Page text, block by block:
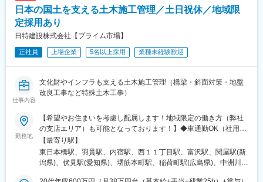
駅、甲府駅、大分駅、高崎駅、佐賀駅、鳥栖駅、原水駅、酒殿
駅、広島駅、住道駅、大阪梅田駅(阪神線)、なんば駅(地下鉄)、淀
屋橋駅、心斎橋駅、バルーンさが駅、基山駅、唐津駅、神埼駅、
新鳥栖駅、天神駅、小倉駅(福岡県)、中洲川端駅、姪浜駅、福岡空
港駅(鉄道)、品川駅、桜木町駅、江戸川橋駅、明治神宮前駅、北参
道駅、東成田駅、西小山駅、末広町駅(東京都)、阿倍野駅(阪堺
線)、千葉公園駅、宮前平駅、日本大通り駅、東白楽駅、中央前橋
駅、三田駅(東京都)、市役所前駅(長野県)、肥後橋駅、祇園駅(福岡
県)、葛西駅、曽根田駅、牛浜駅、富士見ケ丘駅、国際センター
牛込神楽坂駅、表参道駅、国立競技場駅、岩本町駅、阿倍野駅(地
下鉄)、東千葉駅、芝公園駅、中之島駅、仙台駅(地下鉄)、広瀬通
駅、御成門駅、猿猴橋町駅、高輪ゲートウェイ駅
日本の国土を支える土木施工管理／土日祝休／地域限
定採用あり
日特建設株式会社【プライム市場】
正社員 上場企業 5名以上採用 業種未経験歓迎
仕事内容
文化財やインフラも支える土木施工管理（橋梁・斜面対策・地盤
改良工事など特殊土木工事）
勤務地
【希望やお住まいを考慮し配属します！地域限定の働き方（弊社
の支店エリア）も可能となっております！】◆車通勤OK（社用車
貸与あり）◆現場への移動費は全額支給◆U・Iターン歓迎↓↓詳し
い勤務地は以下よりご覧ください↓↓
【最寄り駅】
東日本橋駅、羽貫駅、内宿駅、西１１丁目駅、富沢駅、関屋駅(新
潟県)、伏見駅(愛知県)、堺筋本町駅、稲荷町駅(広島県)、中洲川端